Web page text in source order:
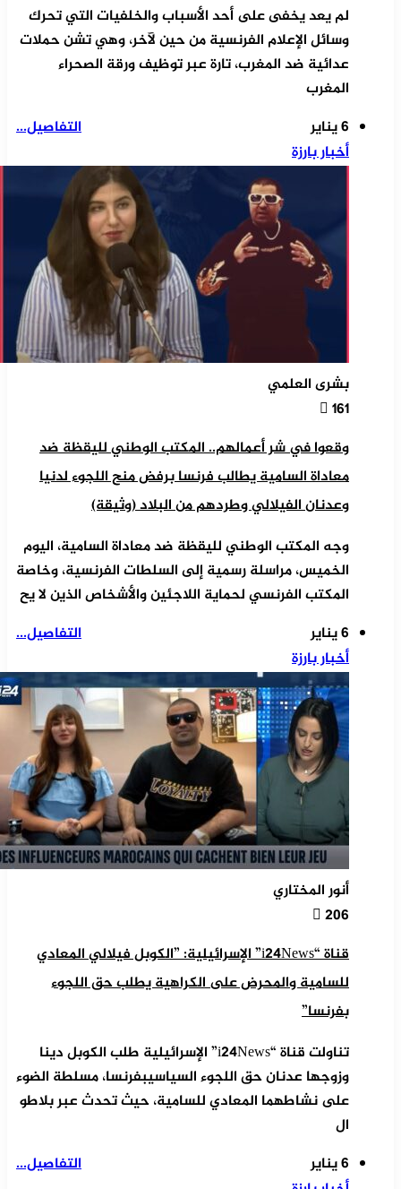
لم يعد يخفى على أحد الأسباب والخلفيات التي تحرك
وسائل الإعلام الفرنسية من حين لآخر، وهي تشن حملات
عدائية ضد المغرب، تارة عبر توظيف ورقة الصحراء
المغرب
التفاصيل...
6 يناير
أخبار بارزة
بشرى العلمي
161
وقعوا في شر أعمالهم.. المكتب الوطني لليقظة ضد
معاداة السامية يطالب فرنسا برفض منح اللجوء لدنيا
وعدنان الفيلالي وطردهم من البلاد (وثيقة)
وجه المكتب الوطني لليقظة ضد معاداة السامية، اليوم
الخميس، مراسلة رسمية إلى السلطات الفرنسية، وخاصة
المكتب الفرنسي لحماية اللاجئين والأشخاص الذين لا يح
التفاصيل...
6 يناير
أخبار بارزة
أنور المختاري
206
قناة “i24News” الإسرائيلية: ”الكوبل فيلالي المعادي
للسامية والمحرض على الكراهية يطلب حق اللجوء
بفرنسا”
تناولت قناة “i24News” الإسرائيلية طلب الكوبل دينا
وزوجها عدنان حق اللجوء السياسيبفرنسا، مسلطة الضوء
على نشاطهما المعادي للسامية، حيث تحدث عبر بلاطو
ال
التفاصيل...
6 يناير